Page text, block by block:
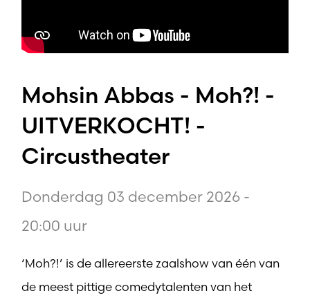
Mohsin Abbas - Moh?! -
UITVERKOCHT! -
Circustheater
Donderdag 03 december 2026 -
20:00 uur
‘Moh?!’ is de allereerste zaalshow van één van
de meest pittige comedytalenten van het